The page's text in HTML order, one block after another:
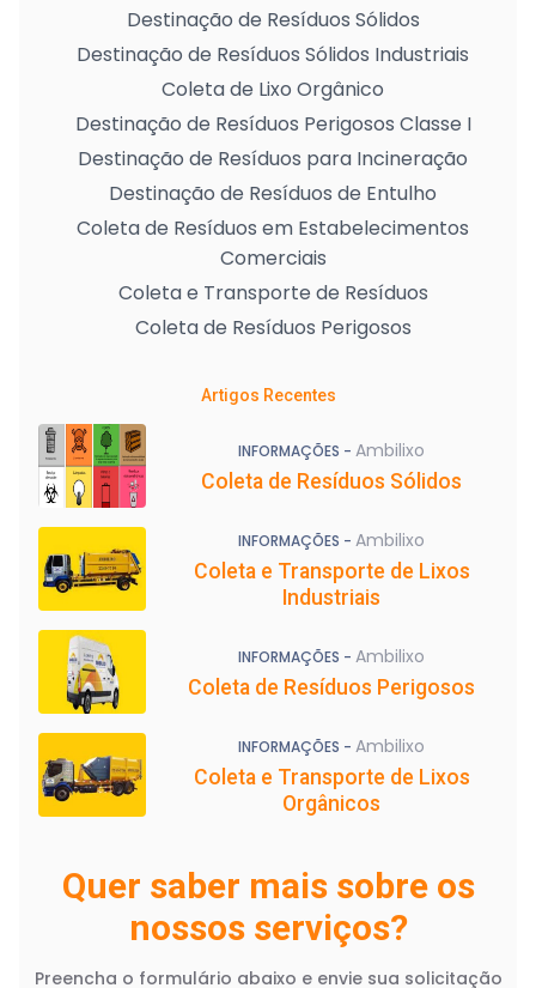
Destinação de Resíduos Sólidos
Destinação de Resíduos Sólidos Industriais
Coleta de Lixo Orgânico
Destinação de Resíduos Perigosos Classe I
Destinação de Resíduos para Incineração
Destinação de Resíduos de Entulho
Coleta de Resíduos em Estabelecimentos
Comerciais
Coleta e Transporte de Resíduos
Coleta de Resíduos Perigosos
Artigos Recentes
INFORMAÇÕES - Ambilixo
Coleta de Resíduos Sólidos
INFORMAÇÕES - Ambilixo
Coleta e Transporte de Lixos
Industriais
INFORMAÇÕES - Ambilixo
Coleta de Resíduos Perigosos
INFORMAÇÕES - Ambilixo
Coleta e Transporte de Lixos
Orgânicos
Quer saber mais sobre os
nossos serviços?
Preencha o formulário abaixo e envie sua solicitação